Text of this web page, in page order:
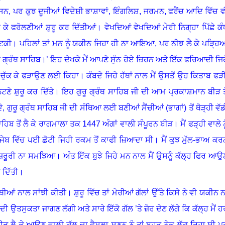
,ਪਰ ਕੁਝ ਦੂਜੀਆਂ ਵਿਦੇਸ਼ੀ ਭਾਸ਼ਾਵਾਂ,ਇੰਗਲਿਸ਼,ਜਰਮਨ,ਫਰੈਂਚ ਆਦਿ ਵਿੱਚ
ਕੇ ਫਰੋਲਣੀਆਂ ਸ਼ੁਰੂ ਕਰ ਦਿੱਤੀਆਂ। ਵੇਖਦਿਆਂ ਵੇਖਦਿਆਂ ਮੇਰੀ ਨਿਗ੍ਹਾ ਪਿੱਛੇ
।ਪਹਿਲਾਂ ਤਾਂ ਮਨ ਨੂੰ ਯਕੀਨ ਜਿਹਾ ਹੀ ਨਾ ਆਇਆ,ਪਰ ਨੀਝ ਲੈ ਕੇ
ਸਾਹਿਬ। ’ ਇਹ ਦੇਖਕੇ ਮੈਂ ਆਪਣੇ ਸੁੰਨ ਹੋਏ ਜ਼ਿਹਨ ਅਤੇ ਇੱਕ ਫਰਿਆਦੀ
ਚੁੱਕ ਕੇ ਫੜਾਉਣ ਲਈ ਕਿਹਾ।ਕੰਬਦੇ ਜਿਹੇ ਹੱਥਾਂ ਨਾਲ ਮੈਂ ਉਸਤੋਂ ਉਹ ਕਿਤਾਬ
ਸ਼ੁਰੂ ਕਰ ਦਿੱਤੇ।ਇਹ ਗੁਰੂ ਗ੍ਰੰਥ ਸਾਹਿਬ ਜੀ ਦੀ ਆਮ ਪ੍ਰਕਾਸ਼ਮਾਨ ਬੀੜ
, ਗੁਰੂ ਗ੍ਰੰਥ ਸਾਹਿਬ ਜੀ ਦੀ ਸੰਥਿਆ ਲਈ ਬਣੀਆਂ ਸੈਂਚੀਆਂ (ਭਾਗਾਂ) ਤੋਂ ਥੋੜ੍ਹੀ
ਤੋਂ ਲੈ ਕੇ ਰਾਗਮਾਲਾ ਤਕ 1447 ਅੰਗਾਂ ਵਾਲੀ ਸੰਪੂਰਨ ਬੀੜ। ਮੈਂ ਫੜ੍ਹੀ ਵਾਲੇ
ਵਿੱਚ ਪਈ ਛੋਟੀ ਜਿਹੀ ਰਕਮ ਤੋਂ ਕਾਫੀ ਜ਼ਿਆਦਾ ਸੀ। ਮੈਂ ਕੁਝ ਮੁੱਲ-ਭਾਅ
ਨਾ ਸਮਝਿਆ। ਅੰਤ ਇੱਕ ਬੁਝੇ ਜਿਹੇ ਮਨ ਨਾਲ ਮੈਂ ਉਸਨੂੰ ਕੱਲ੍ਹ ਫਿਰ
।
ਨਾਲ ਸਾਂਝੀ ਕੀਤੀ। ਸ਼ੁਰੂ ਵਿੱਚ ਤਾਂ ਮੇਰੀਆਂ ਗੱਲਾਂ ਉੱਤੇ ਕਿਸੇ ਨੇ ਵੀ ਯਕੀਨ
ਦੀ ਉਤਸੁਕਤਾ ਜਾਗਣ ਲੱਗੀ ਅਤੇ ਸਾਰੇ ਇੱਕੋ ਗੱਲ ’ਤੇ ਜ਼ੋਰ ਦੇਣ ਲੱਗੇ ਕਿ ਕੱਲ੍ਹ ਮੈਂ